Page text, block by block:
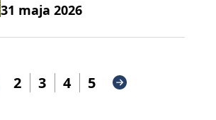
31 maja 2026
2 3 4 5